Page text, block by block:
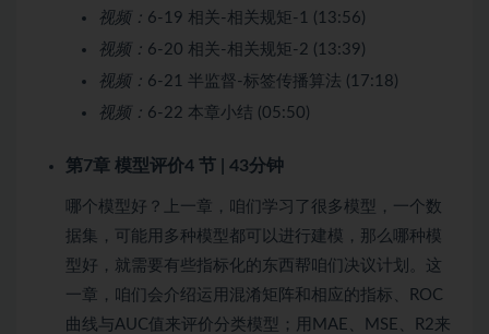
视频： 6-19 相关-相关规矩-1 (13:56)
视频： 6-20 相关-相关规矩-2 (13:39)
视频： 6-21 半监督-标签传播算法 (17:18)
视频： 6-22 本章小结 (05:50)
第7章 模型评价4 节 | 43分钟
哪个模型好？上一章，咱们学习了很多模型，一个数
据集，可能用多种模型都可以进行建模，那么哪种模
型好，就需要有些指标化的东西帮咱们决议计划。这
一章，咱们会介绍运用混淆矩阵和相应的指标、ROC
曲线与AUC值来评价分类模型；用MAE、MSE、R2来